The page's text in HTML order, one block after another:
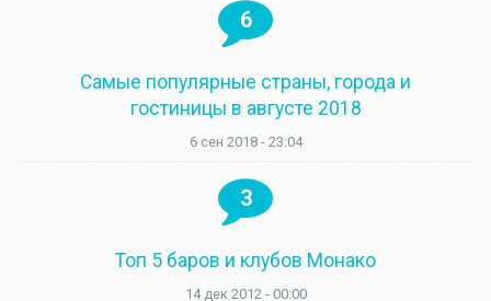
6
Самые популярные страны, города и
гостиницы в августе 2018
6 сен 2018 - 23:04
3
Топ 5 баров и клубов Монако
14 дек 2012 - 00:00